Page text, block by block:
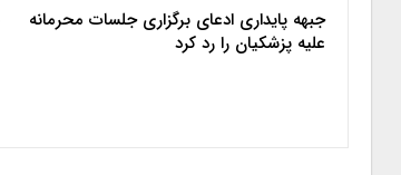
جبهه پایداری ادعای برگزاری جلسات محرمانه
علیه پزشکیان را رد کرد